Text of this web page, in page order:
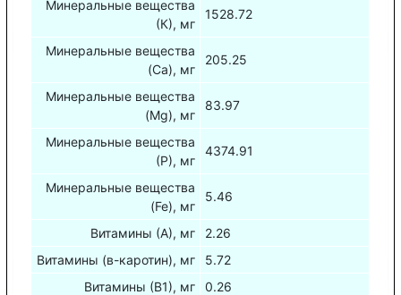
Минеральные вещества
(К), мг
1528.72
Минеральные вещества
(Са), мг
205.25
Минеральные вещества
(Mg), мг
83.97
Минеральные вещества
(Р), мг
4374.91
Минеральные вещества
(Fe), мг
5.46
Витамины (А), мг
2.26
Витамины (в-каротин), мг
5.72
Витамины (В1), мг
0.26